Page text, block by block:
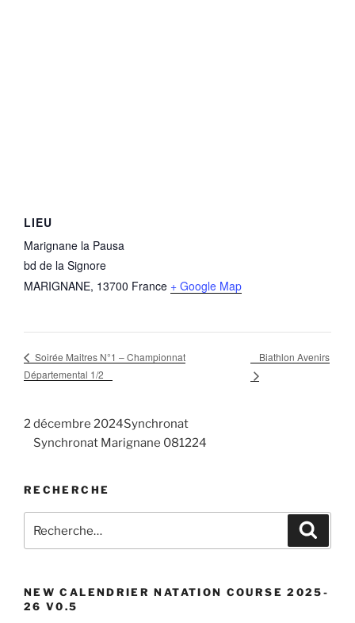
LIEU
Marignane la Pausa
bd de la Signore
MARIGNANE, 13700 France + Google Map
Soirée Maitres N°1 – Championnat
Départemental 1/2
Biathlon Avenirs
2 décembre 2024Synchronat
Synchronat Marignane 081224
RECHERCHE
pour
NEW CALENDRIER NATATION COURSE 2025-
26 V0.5